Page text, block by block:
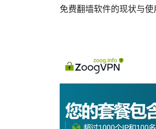
免费翻墙软件的现状与使